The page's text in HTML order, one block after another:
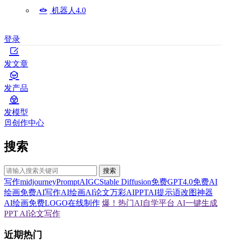
机器人4.0
登录
发文章
发产品
发模型
创作中心
搜索
搜索
写作midjourneyPromptAIGCStable Diffusion免费GPT4.0免费AI
绘画免费AI写作AI绘画AI论文万彩AIPPTAI提示语改图神器
AI绘画免费LOGO在线制作 爆！热门AI自学平台 AI一键生成
PPT AI论文写作
近期热门